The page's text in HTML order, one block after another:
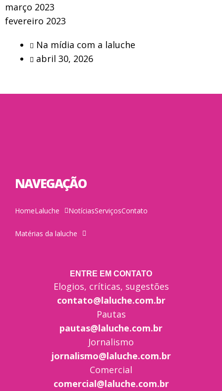
março 2023
fevereiro 2023
Na mídia com a laluche
abril 30, 2026
NAVEGAÇÃO
HomeLaluche NotíciasServiçosContato
Matérias da laluche
ENTRE EM CONTATO
Elogios, críticas, sugestões
contato@laluche.com.br
Pautas
pautas@laluche.com.br
Jornalismo
jornalismo@laluche.com.br
Comercial
comercial@laluche.com.br